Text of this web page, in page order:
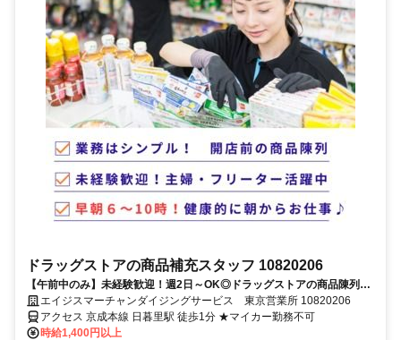
ドラッグストアの商品補充スタッフ 10820206
【午前中のみ】未経験歓迎！週2日～OK◎ドラッグストアの商品陳列ス
タッフ
エイジスマーチャンダイジングサービス 東京営業所 10820206
アクセス 京成本線 日暮里駅 徒歩1分 ★マイカー勤務不可
時給1,400円以上